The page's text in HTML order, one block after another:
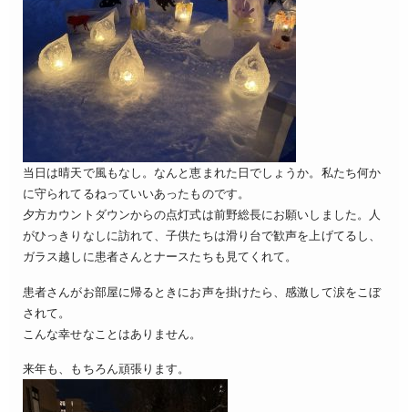
当日は晴天で風もなし。なんと恵まれた日でしょうか。私たち何か
に守られてるねっていいあったものです。
夕方カウントダウンからの点灯式は前野総長にお願いしました。人
がひっきりなしに訪れて、子供たちは滑り台で歓声を上げてるし、
ガラス越しに患者さんとナースたちも見てくれて。
患者さんがお部屋に帰るときにお声を掛けたら、感激して涙をこぼ
されて。
こんな幸せなことはありません。
来年も、もちろん頑張ります。